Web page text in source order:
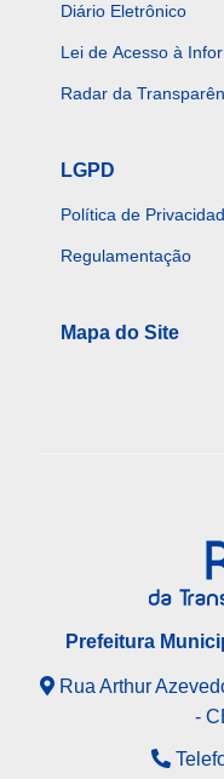
Diário Eletrônico
Lei de Acesso à
Radar da
LGPD
Política de
Regulamentação
Mapa do Site
Prefeitura
Rua Arthur
-